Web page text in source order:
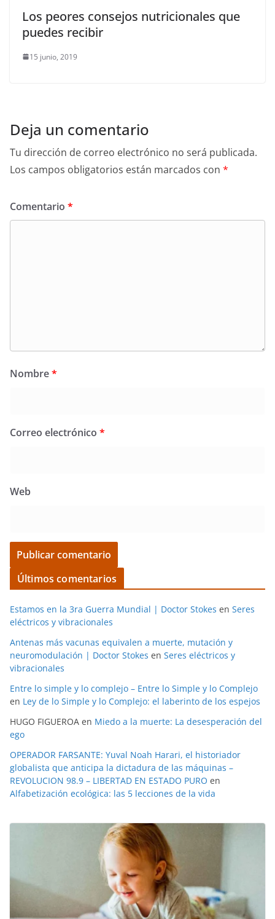
Los peores consejos nutricionales que
puedes recibir
15 junio, 2019
Deja un comentario
Tu dirección de correo electrónico no será publicada.
Los campos obligatorios están marcados con *
Comentario *
Nombre*
Correo electrónico *
Web
Últimos comentarios
Estamos en la 3ra Guerra Mundial | Doctor Stokes en Seres
eléctricos y vibracionales
Antenas más vacunas equivalen a muerte, mutación y
neuromodulación | Doctor Stokes en Seres eléctricos y
vibracionales
Entre lo simple y lo complejo – Entre lo Simple y lo Complejo
en Ley de lo Simple y lo Complejo: el laberinto de los espejos
HUGO FIGUEROA en Miedo a la muerte: La desesperación del
ego
OPERADOR FARSANTE: Yuval Noah Harari, el historiador
globalista que anticipa la dictadura de las máquinas –
REVOLUCION 98.9 – LIBERTAD EN ESTADO PURO en
Alfabetización ecológica: las 5 lecciones de la vida